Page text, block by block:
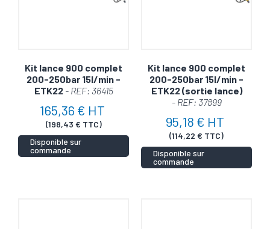
Kit lance 900 complet
200-250bar 15l/min -
ETK22 - REF: 36415
165,36 € HT
(198,43 € TTC)
Disponible sur
commande
Kit lance 900 complet
200-250bar 15l/min -
ETK22 (sortie lance)
- REF: 37899
95,18 € HT
(114,22 € TTC)
Disponible sur
commande